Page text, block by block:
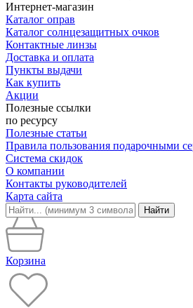
Интернет-магазин
Каталог оправ
Каталог солнцезащитных очков
Контактные линзы
Доставка и оплата
Пункты выдачи
Как купить
Акции
Полезные ссылки
по ресурсу
Полезные статьи
Правила пользования подарочными
Система скидок
О компании
Контакты руководителей
Карта сайта
Найти
Корзина